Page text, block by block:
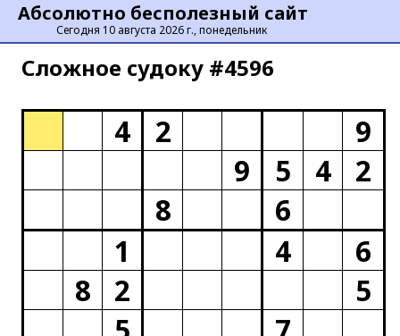
Абсолютно бесполезный сайт
Сегодня 10 августа 2026 г., понедельник
Сложное cудоку #4596
4 2
9
9
5 4
2
8
6
1
4
6
8
2
5